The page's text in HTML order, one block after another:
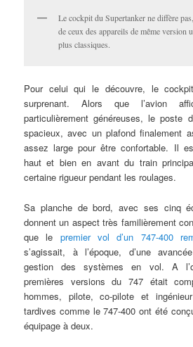
Le cockpit du Supertanker ne diffère
de ceux des appareils de même version
plus classiques.
Pour celui qui le découvre, le
surprenant. Alors que l’avion
particulièrement généreuses, le poste
spacieux, avec un plafond finalement
assez large pour être confortable. Il
haut et bien en avant du train
certaine rigueur pendant les roulages.
Sa planche de bord, avec ses cinq
donnent un aspect très familièrement
que le premier vol d’un 747-400
s’agissait, à l’époque, d’une
gestion des systèmes en vol. A
premières versions du 747 était
hommes, pilote, co-pilote et
tardives comme le 747-400 ont été
équipage à deux.